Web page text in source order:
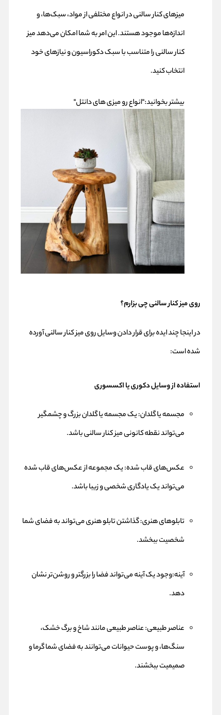
میزهای کنار سالنی در انواع مختلفی از مواد، سبک‌ها، و
اندازه‌ها موجود هستند. این امر به شما امکان می‌دهد میز
کنار سالنی را متناسب با سبک دکوراسیون و نیازهای خود
انتخاب کنید.
بیشتر بخوانید:"انواع رو میزی های دانتل"
روی میز کنار سالنی چی بزارم؟
در اینجا چند ایده برای قرار دادن وسایل روی میز کنار سالنی آورده
شده است:
استفاده از وسایل دکوری یا اکسسوری
مجسمه یا گلدان: یک مجسمه یا گلدان بزرگ و چشمگیر
می‌تواند نقطه کانونی میز کنار سالنی باشد.
عکس‌های قاب شده: یک مجموعه از عکس‌های قاب شده
می‌تواند یک یادگاری شخصی و زیبا باشد.
تابلوهای هنری: گذاشتن تابلو هنری می‌تواند به فضای شما
شخصیت ببخشد.
آینه:وجود یک آینه می‌تواند فضا را بزرگتر و روشن‌تر نشان
دهد.
عناصر طبیعی: عناصر طبیعی مانند شاخ و برگ خشک،
سنگ‌ها، و پوست حیوانات می‌توانند به فضای شما گرما و
صمیمیت ببخشند.